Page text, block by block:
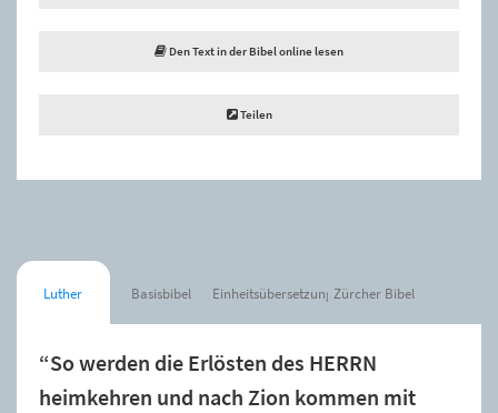
Den Text in der Bibel online lesen
Teilen
Luther Basisbibel Einheitsübersetzung Zürcher Bibel
“So werden die Erlösten des HERRN
heimkehren und nach Zion kommen mit